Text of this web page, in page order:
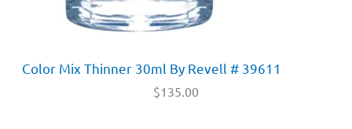
Color Mix Thinner 30ml By Revell # 39611
$135.00